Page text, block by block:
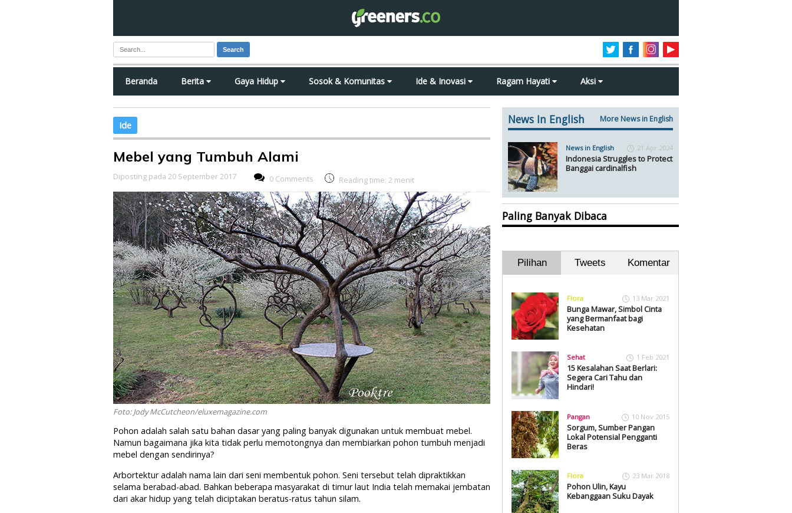
Search
Beranda Berita Gaya Hidup Sosok & Komunitas Ide & Inovasi Ragam Hayati Aksi
Ide
Mebel yang Tumbuh Alami
Diposting pada 20 September 2017 0 Comments Reading time: 2 menit
Foto: Jody McCutcheon/eluxemagazine.com
Pohon adalah salah satu bahan dasar yang paling banyak digunakan untuk membuat mebel.
Namun bagaimana jika kita tidak perlu memotongnya dan membiarkan pohon tumbuh menjadi
mebel dengan sendirinya?
Arbortektur adalah nama lain dari seni membentuk pohon. Seni tersebut telah dipraktikkan
selama berabad-abad. Bahkan beberapa masyarakat di timur laut India telah memakai jembatan
dari akar hidup yang telah diciptakan beratus-ratus tahun silam.
News In English More News in English
News in English 21 Apr 2024
Indonesia Struggles to Protect
Banggai cardinalfish
Paling Banyak Dibaca
Pilihan Tweets Komentar
Flora 13 Mar 2021
Bunga Mawar, Simbol Cinta
yang Bermanfaat bagi
Kesehatan
Sehat 1 Feb 2021
15 Kesalahan Saat Berlari:
Segera Cari Tahu dan
Hindari!
Pangan 10 Nov 2015
Sorgum, Sumber Pangan
Lokal Potensial Pengganti
Beras
Flora 23 Mar 2018
Pohon Ulin, Kayu
Kebanggaan Suku Dayak